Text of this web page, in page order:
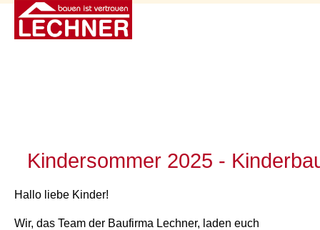
Kindersommer 2025 -
Hallo liebe Kinder!
Wir, das Team der Baufirma Lechner, laden euch